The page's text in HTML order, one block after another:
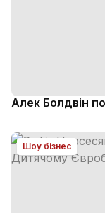
Алек Болдвін
Шоу бізнес